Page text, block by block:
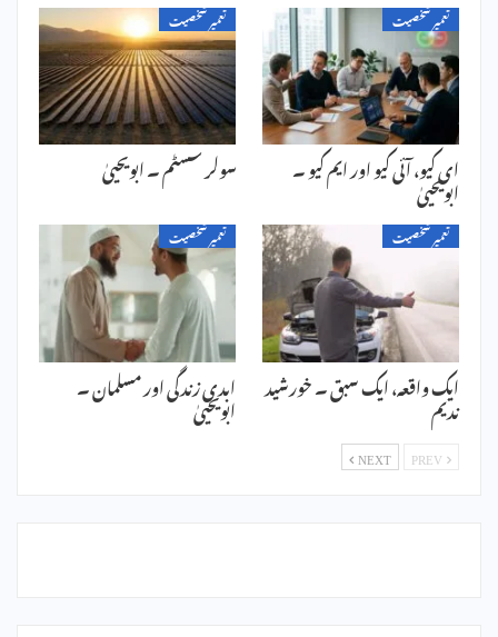
تعمیر شخصیت
ای کیو، آئی کیو اور ایم کیو ۔
ابویحییٰ
تعمیر شخصیت
سولر سسٹم ۔ ابویحییٰ
تعمیر شخصیت
ایک واقعہ، ایک سبق ۔ خورشید
ندیم
تعمیر شخصیت
ابدی زندگی اور مسلمان ۔
ابویحییٰ
NEXT